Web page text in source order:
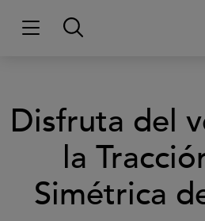
Disfruta del
la
Simétrica